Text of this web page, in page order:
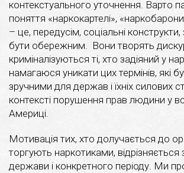
контекстуального уточнення. Варто
поняття «наркокартелі»,
– це, передусім, соціальні
бути обережним. Вони творять
криміналізуються ті, хто задіяний у
намагаюся уникати цих термінів, які
зручними для держав і їхніх силових
контексті порушення прав людини у
Америці.
Мотивація тих, хто долучається до
торгують наркотиками, відрізняється
держави і конкретного періоду. Ми